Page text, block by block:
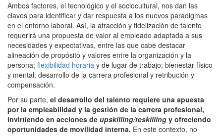
Ambos factores, el tecnológico y el sociocultural, nos dan las
claves para identificar y dar respuesta a los nuevos paradigmas
en el entorno laboral. Así, la atracción y fidelización de talento
requerirá una propuesta de valor al empleado adaptada a sus
necesidades y expectativas, entre las que cabe destacar
alineación de propósito y valores entre la organización y la
persona; flexibilidad horaria y de lugar de trabajo; bienestar físico
y mental; desarrollo de la carrera profesional y retribución y
compensación.
Por su parte, el desarrollo del talento requiere una apuesta
por la empleabilidad y la gestión de la carrera profesional,
invirtiendo en acciones de upskilling/reskilling y ofreciendo
oportunidades de movilidad interna. En este contexto, no